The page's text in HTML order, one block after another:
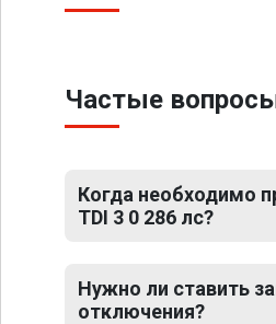
Частые
Когда необходимо
TDI 3 0 286 лс?
Нужно ли ставить
отключения?